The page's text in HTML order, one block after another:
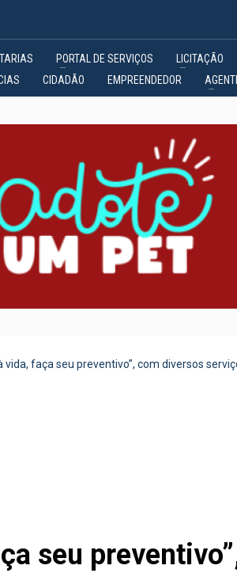
PORTAL DE SERVIÇOS LICITAÇÃO
CIDADÃO EMPREENDEDOR
vida, faça seu preventivo”, com diversos
seu